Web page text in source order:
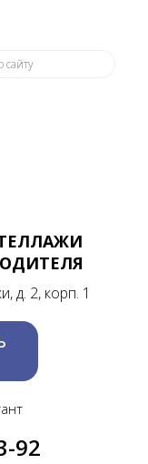
д. 2, корп. 1
92